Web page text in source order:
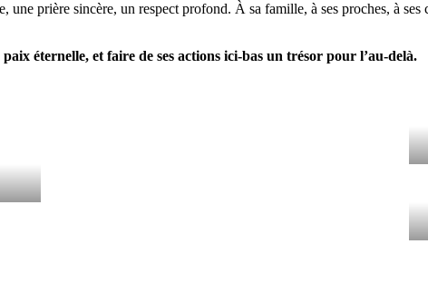
une prière sincère, un respect profond. À sa famille, à ses proches, à
éternelle, et faire de ses actions ici-bas un trésor pour l’au-delà.